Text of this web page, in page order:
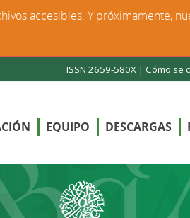
ISSN 2659-580X | Cómo se
EQUIPO DESCARGAS
accesibles. Y próximamente,